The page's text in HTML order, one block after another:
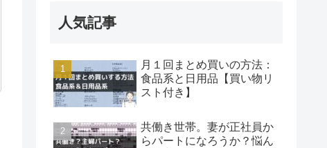
人気記事
月１回まとめ買いの方法：
食品系と日用品【買い物リ
スト付き】
共働き世帯。妻が正社員か
らパートになろうか？悩ん